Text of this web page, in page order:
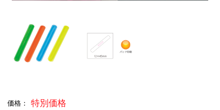
価格： 特別価格